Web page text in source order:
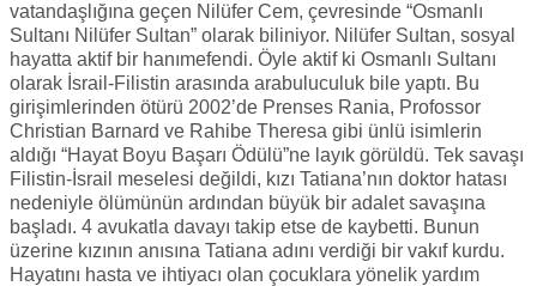
vatandaşlığına geçen Nilüfer Cem, çevresinde “Osmanlı
Sultanı Nilüfer Sultan” olarak biliniyor. Nilüfer Sultan, sosyal
hayatta aktif bir hanımefendi. Öyle aktif ki Osmanlı Sultanı
olarak İsrail-Filistin arasında arabuluculuk bile yaptı. Bu
girişimlerinden ötürü 2002’de Prenses Rania, Profossor
Christian Barnard ve Rahibe Theresa gibi ünlü isimlerin
aldığı “Hayat Boyu Başarı Ödülü”ne layık görüldü. Tek savaşı
Filistin-İsrail meselesi değildi, kızı Tatiana’nın doktor hatası
nedeniyle ölümünün ardından büyük bir adalet savaşına
başladı. 4 avukatla davayı takip etse de kaybetti. Bunun
üzerine kızının anısına Tatiana adını verdiği bir vakıf kurdu.
Hayatını hasta ve ihtiyacı olan çocuklara yönelik yardım